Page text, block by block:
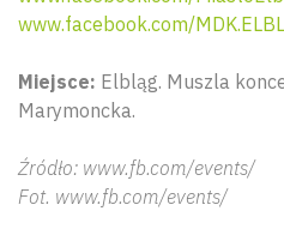
www.facebook.com/
Miejsce: Elbląg. Muszla
Marymoncka.
Źródło: www.fb.com/events/
Fot. www.fb.com/events/